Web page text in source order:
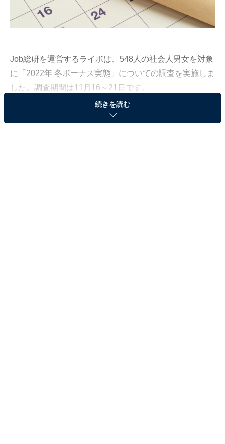
Job総研を運営するライボは、548人の社会人男女を対象
に「2022年 冬ボーナス実態」についての調査を実施しま
した。調査期間は11月16～21日です。
続きを読む